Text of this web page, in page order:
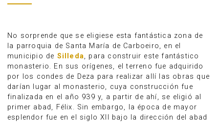
No sorprende que se eligiese esta fantástica zona de
la parroquia de Santa María de Carboeiro, en el
municipio de Silleda, para construir este fantástico
monasterio. En sus orígenes, el terreno fue adquirido
por los condes de Deza para realizar allí las obras que
darían lugar al monasterio, cuya construcción fue
finalizada en el año 939 y, a partir de ahí, se eligió al
primer abad, Félix. Sin embargo, la época de mayor
esplendor fue en el siglo XII bajo la dirección del abad